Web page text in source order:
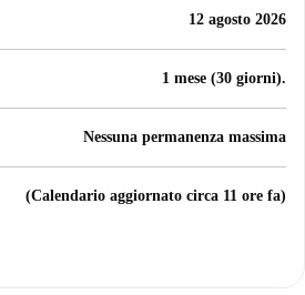
12 agosto 2026
1 mese (30 giorni).
Nessuna permanenza massima
(Calendario aggiornato circa 11 ore fa)